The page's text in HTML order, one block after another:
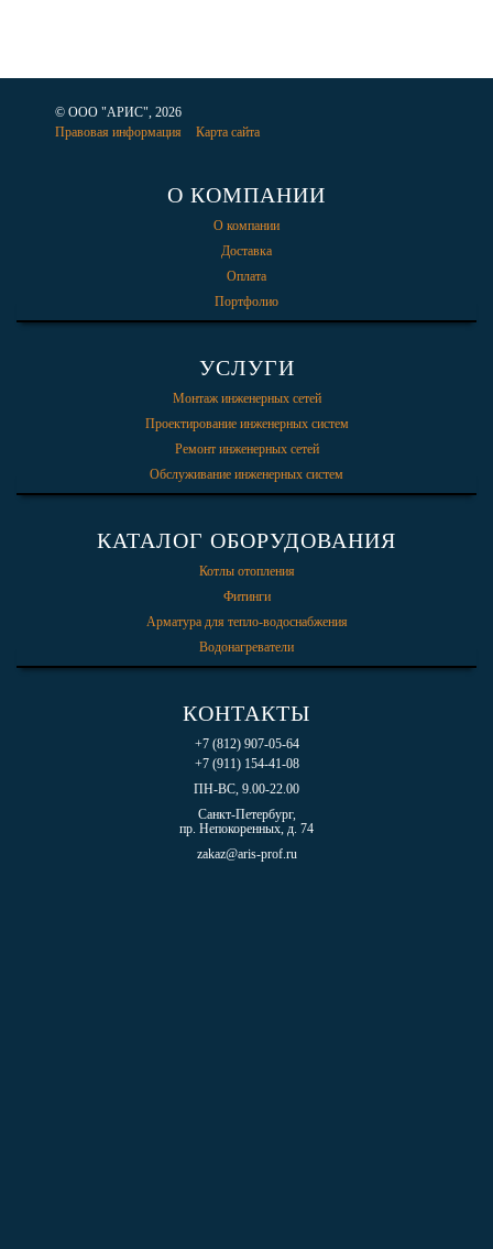
© ООО "АРИС", 2026
Правовая информация
Карта сайта
О КОМПАНИИ
О компании
Доставка
Оплата
Портфолио
УСЛУГИ
Монтаж инженерных сетей
Проектирование инженерных систем
Ремонт инженерных сетей
Обслуживание инженерных систем
КАТАЛОГ ОБОРУДОВАНИЯ
Котлы отопления
Фитинги
Арматура для тепло-водоснабжения
Водонагреватели
КОНТАКТЫ
+7 (812) 907-05-64
+7 (911) 154-41-08
ПН-ВС, 9.00-22.00
Санкт-Петербург,
пр. Непокоренных, д. 74
zakaz@aris-prof.ru